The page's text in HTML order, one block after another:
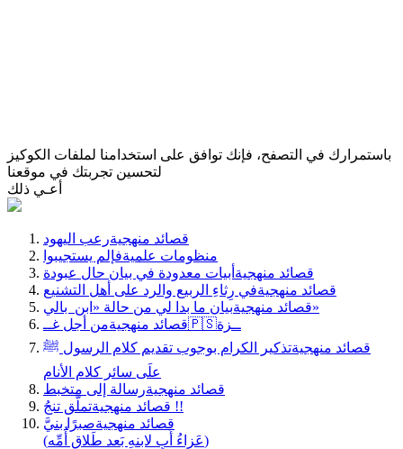
باستمرارك في التصفح، فإنك توافق على استخدامنا لملفات الكوكيز
لتحسين تجربتك في موقعنا
أعـي ذلك
قصائد منهجيةرعب اليهود
منظومات علميةفإلم يستجيبوا
قصائد منهجية أبيات معدودة في بيان حال عبودة
قصائد منهجيةفي رِثاءِ الربيع والرد على أهل التشنيع
قصائد منهجيةبيان ما بدا لي من حالة «ابن بالي»
قصائد منهجية
من أجل غــ🇵🇸ــزة
قصائد منهجيةتذكير الكرام بوجوب تقديم كلام الرسول ﷺ
علَى سائر كلام الأنام
قصائد منهجيةرسالة إلى متخبط
قصائد منهجية تملَّق تنجُ !!
قصائد منهجيةصبرًا بنيَّ
(عَزاءُ أَبٍ لابنهِ بَعد طَلاقِ أُمِّه)